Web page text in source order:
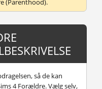
så de kan
4 Forældre. Vælg selv,